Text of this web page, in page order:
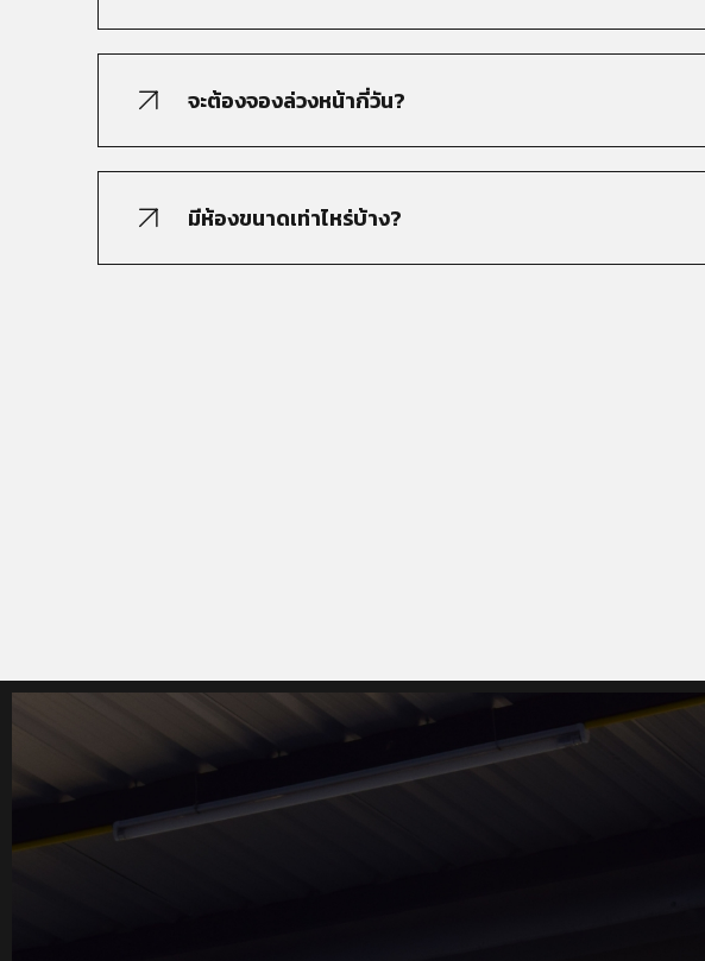
จะต้องจองล่วงหน้ากี่วัน?
มีห้องขนาดเท่าไหร่บ้าง?